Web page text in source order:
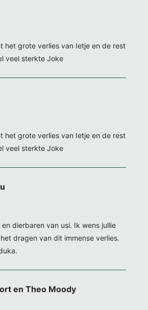
het grote verlies van Ietje en de rest
veel sterkte Joke
het grote verlies van Ietje en de rest
veel sterkte Joke
dierbaren van usi. Ik wens jullie
dragen van dit immense verlies.
en Theo Moody